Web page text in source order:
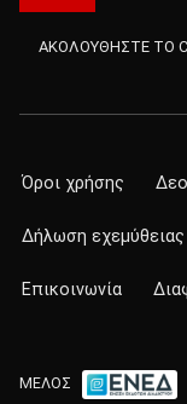
ΑΚΟΛΟΥΘΗΣΤΕ ΤΟ
Όροι χρήσης
Δήλωση εχεμύθειας
Επικοινωνία
ΜΕΛΟΣ